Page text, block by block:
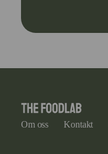
Om oss Kontakt